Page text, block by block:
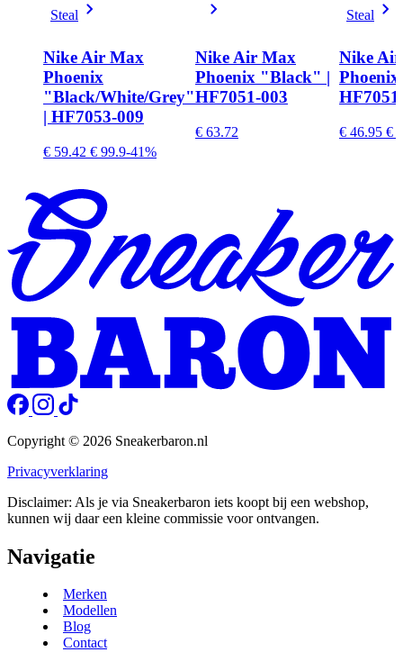
Steal
Nike Air Max
Phoenix
"Black/White/Grey"
| HF7053-009
€ 59.42 € 99.9-41%
Nike Air Max
Phoenix "Black" |
HF7051-003
€ 63.72
Steal
Nike
€ 46.95 €
Copyright © 2026 Sneakerbaron.nl
Privacyverklaring
Disclaimer: Als je via Sneakerbaron iets koopt bij een webshop,
kunnen wij daar een kleine commissie voor ontvangen.
Navigatie
Merken
Modellen
Blog
Contact